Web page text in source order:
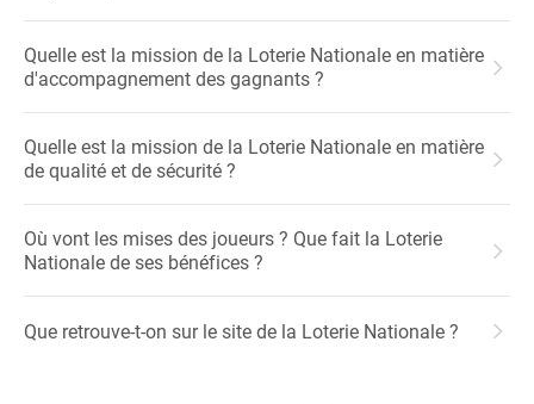
Quelle est la mission de la Loterie Nationale en matière
d'accompagnement des gagnants ?
Quelle est la mission de la Loterie Nationale en matière
de qualité et de sécurité ?
Où vont les mises des joueurs ? Que fait la Loterie
Nationale de ses bénéfices ?
Que retrouve-t-on sur le site de la Loterie Nationale ?